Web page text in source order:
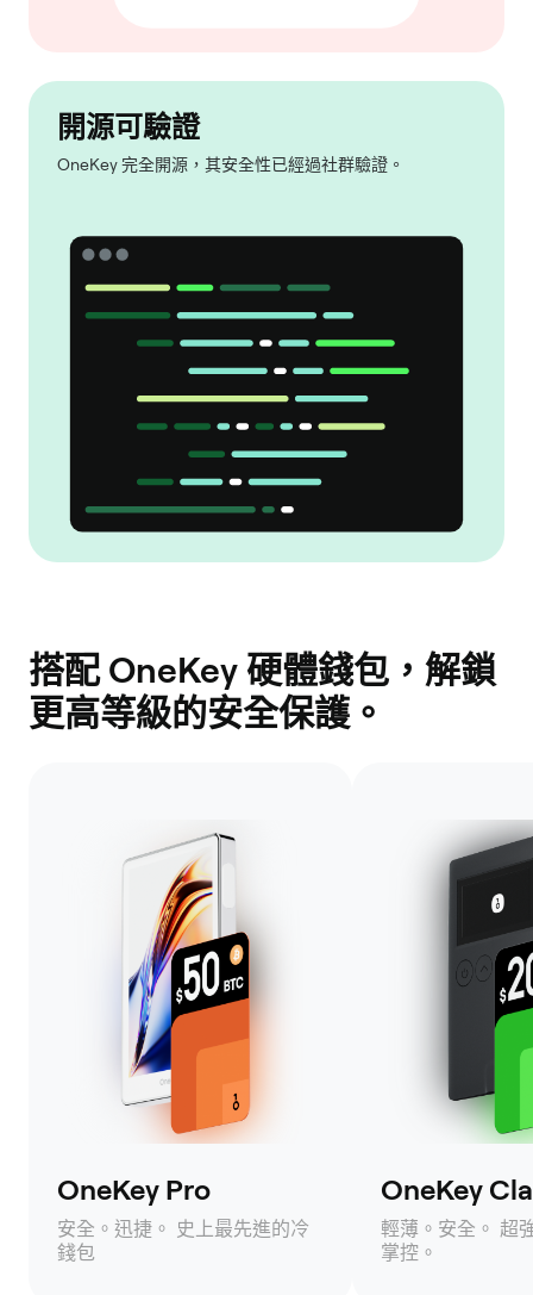
開源可驗證
OneKey 完全開源，其安全性已經過社群驗證。
搭配 OneKey 硬體錢包，解鎖
更高等級的安全保護。
OneKey Pro
安全。迅捷。 史上最先進的冷
錢包
OneKey
輕薄。安全。 超
掌控。